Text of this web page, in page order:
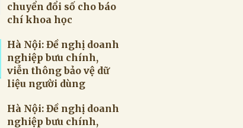
chuyển đổi số cho báo
chí khoa học
Hà Nội: Đề nghị doanh
nghiệp bưu chính,
viễn thông bảo vệ dữ
liệu người dùng
Hà Nội: Đề nghị doanh
nghiệp bưu chính,